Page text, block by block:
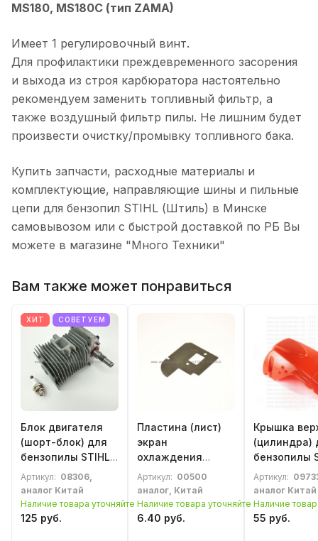
MS180, MS180C (тип ZAMA)
Имеет 1 регулировочный винт.
Для профилактики преждевременного засорения
и выхода из строя карбюратора настоятельно
рекомендуем заменить топливный фильтр, а
также воздушный фильтр пилы. Не лишним будет
произвести очистку/промывку топливного бака.
Купить запчасти, расходные материалы и
комплектующие, направляющие шины и пильные
цепи для бензопил STIHL (Штиль) в Минске
самовывозом или с быстрой доставкой по РБ Вы
можете в магазине "Много Техники"
Вам также может понравиться
ХИТ СОВЕТУЕМ
Блок двигателя
(шорт-блок) для
бензопилы STIHL
MS180, 018
Артикул: 08306,
аналог Китай
Наличие товара уточняйте
125 руб.
Пластина (лист)
экран
охлаждения
глушителя для
STIHL MS180, 018
Артикул: 00500
аналог, Китай
Наличие товара уточняйте
6.40 руб.
Крышка
(цилиндра)
бензопилы
MS 231, MS
Артикул:
аналог Китай
Наличие
55 руб.